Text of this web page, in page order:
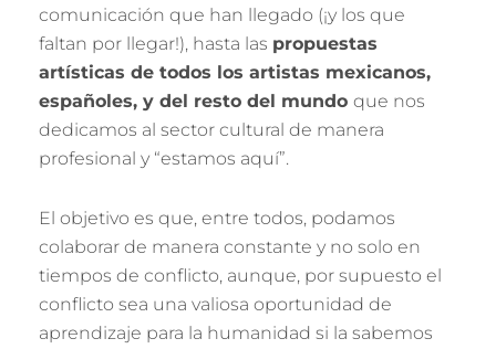
comunicación que han llegado (¡y los que
faltan por llegar!), hasta las propuestas
artísticas de todos los artistas mexicanos,
españoles, y del resto del mundo que nos
dedicamos al sector cultural de manera
profesional y “estamos aquí”.
El objetivo es que, entre todos, podamos
colaborar de manera constante y no solo en
tiempos de conflicto, aunque, por supuesto el
conflicto sea una valiosa oportunidad de
aprendizaje para la humanidad si la sabemos